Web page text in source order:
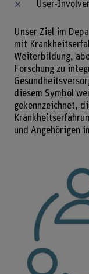
User-
Unser Ziel im
mit
Weiterbildung,
Forschung zu
diesem Symbol
gekennzeichnet,
und Angehörigen